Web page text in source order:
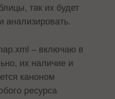
так их будет
анализировать.
– включаю в
их наличие и
каноном
ресурса